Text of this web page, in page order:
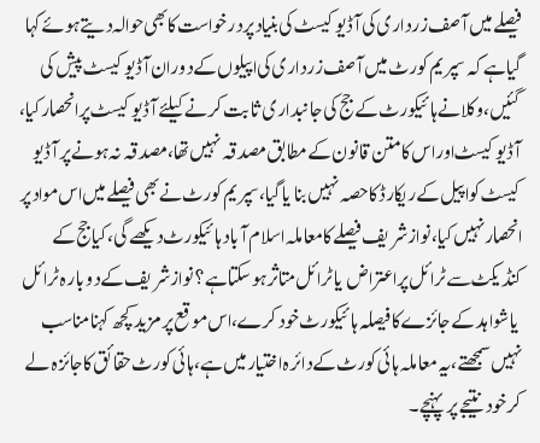
فیصلے میں آصف زرداری کی آڈیوکیسٹ کی بنیاد پردرخواست کا بھی حوالہ دیتے ہوئے کہا
گیا ہے کہ سپریم کورٹ میں آصف زرداری کی اپیلوں کے دوران آڈیوکیسٹ پیش کی
گئیں،وکلا نے ہائیکورٹ کے جج کی جانبداری ثابت کرنے کیلئے آڈیو کیسٹ پرانحصار کیا،
آڈیو کیسٹ اور اس کا متن قانون کے مطابق مصدقہ نہیں تھا، مصدقہ نہ ہونے پرآڈیو
کیسٹ کو اپیل کے ریکارڈ کا حصہ نہیں بنایا گیا، سپریم کورٹ نے بھی فیصلے میں اس مواد پر
انحصار نہیں کیا،نوازشریف فیصلے کامعاملہ اسلام آباد ہائیکورٹ دیکھے گی، کیا جج کے
کنڈیکٹ سے ٹرائل پر اعتراض یا ٹرائل متاثر ہو سکتا ہے؟ نوازشریف کے دوبارہ ٹرائل
یاشواہد کے جائزے کافیصلہ ہائیکورٹ خود کرے، اس موقع پر مزید کچھ کہنا مناسب
نہیں سمجھتے ،یہ معاملہ ہائی کورٹ کے دائرہ اختیار میں ہے، ہائی کورٹ حقائق کا جائزہ لے
کر خود نتیجے پر پہنچے۔